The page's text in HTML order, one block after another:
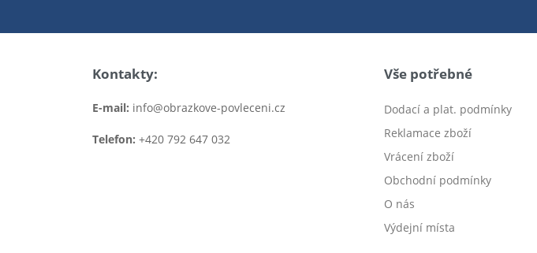
Kontakty:
E-mail: info@obrazkove-povleceni.cz
Telefon: +420 792 647 032
Vše potřebné
Dodací a plat. podmínky
Reklamace zboží
Vrácení zboží
Obchodní podmínky
O nás
Výdejní místa